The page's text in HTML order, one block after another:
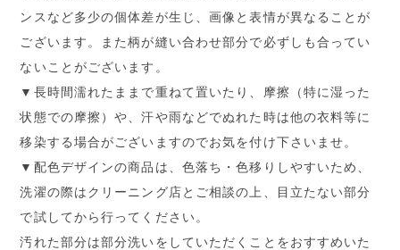
ンスなど多少の個体差が生じ、画像と表情が異なることが
ございます。また柄が縫い合わせ部分で必ずしも合ってい
ないことがございます。
▼長時間濡れたままで重ねて置いたり、摩擦（特に湿った
状態での摩擦）や、汗や雨などでぬれた時は他の衣料等に
移染する場合がございますのでお気を付け下さいませ。
▼配色デザインの商品は、色落ち・色移りしやすいため、
洗濯の際はクリーニング店とご相談の上、目立たない部分
で試してから行ってください。
汚れた部分は部分洗いをしていただくことをおすすめいた